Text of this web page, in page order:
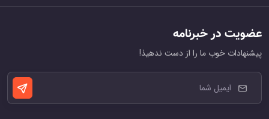
عضویت در خبرنامه
پیشنهادات خوب ما را از دست ندهیذ!